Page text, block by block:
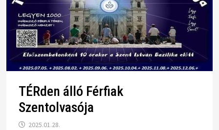
TÉRden álló Férfiak
Szentolvasója
2025.01.28.